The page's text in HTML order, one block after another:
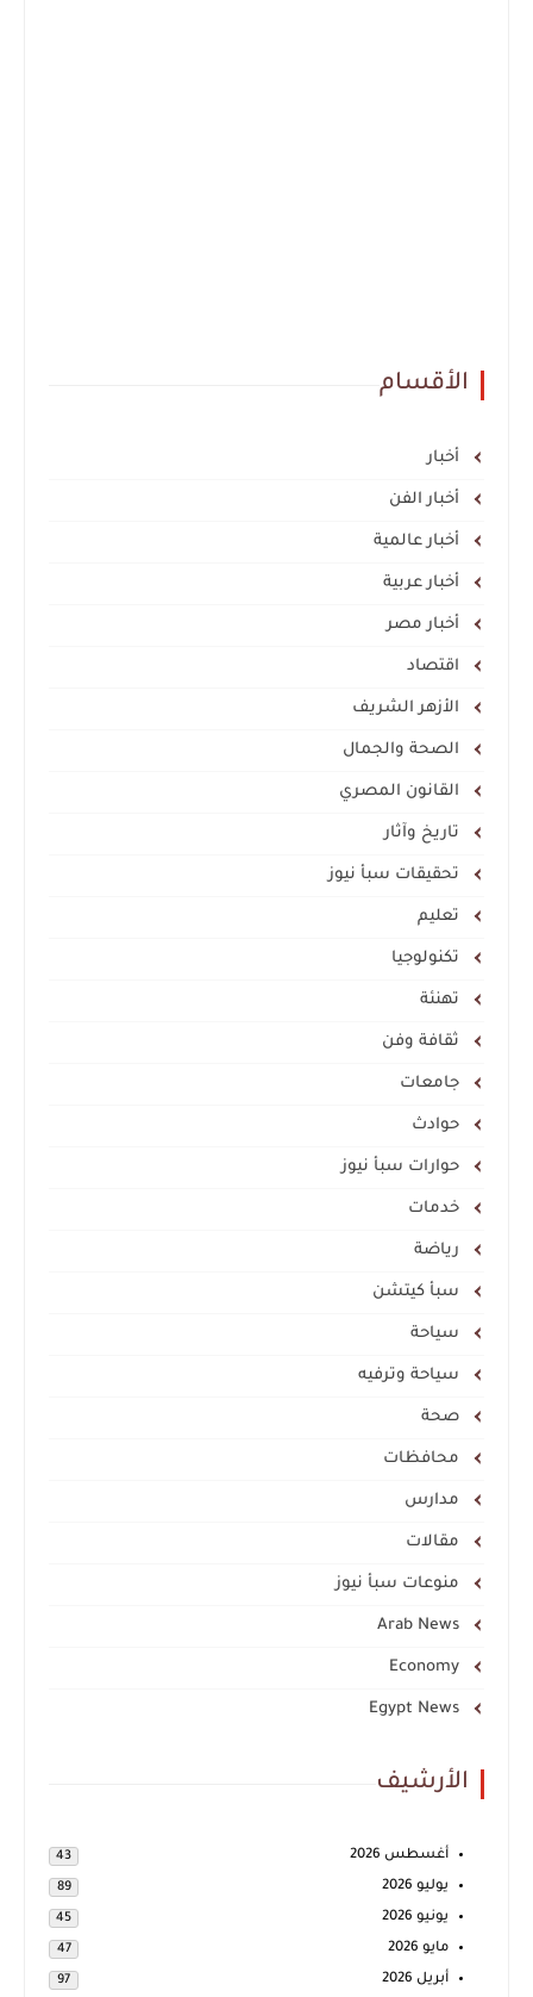
الأقسام
أخبار
أخبار الفن
أخبار عالمية
أخبار عربية
أخبار مصر
اقتصاد
الأزهر الشريف
الصحة والجمال
القانون المصري
تاريخ وآثار
تحقيقات سبأ نيوز
تعليم
تكنولوجيا
تهنئة
ثقافة وفن
جامعات
حوادث
حوارات سبأ نيوز
خدمات
رياضة
سبأ كيتشن
سياحة
سياحة وترفيه
صحة
محافظات
مدارس
مقالات
منوعات سبأ نيوز
Arab News
Economy
Egypt News
الأرشيف
أغسطس 2026 43
يوليو 2026 89
يونيو 2026 45
مايو 2026 47
أبريل 2026 97